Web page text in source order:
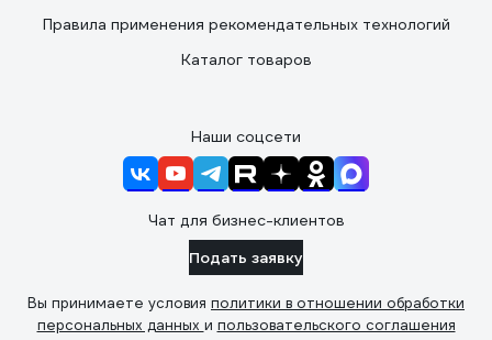
Правила применения рекомендательных технологий
Каталог товаров
Наши соцсети
Чат для бизнес-клиентов
Подать заявку
Вы принимаете условия политики в отношении обработки
персональных данных и пользовательского соглашения